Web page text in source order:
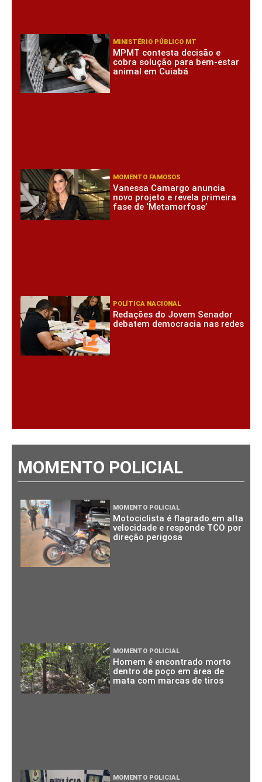
MINISTÉRIO PÚBLICO MT
MPMT contesta decisão e
cobra solução para bem-estar
animal em Cuiabá
MOMENTO FAMOSOS
Vanessa Camargo anuncia
novo projeto e revela primeira
fase de ‘Metamorfose’
POLÍTICA NACIONAL
Redações do Jovem Senador
debatem democracia nas redes
MOMENTO POLICIAL
MOMENTO POLICIAL
Motociclista é flagrado em alta
velocidade e responde TCO por
direção perigosa
MOMENTO POLICIAL
Homem é encontrado morto
dentro de poço em área de
mata com marcas de tiros
MOMENTO POLICIAL